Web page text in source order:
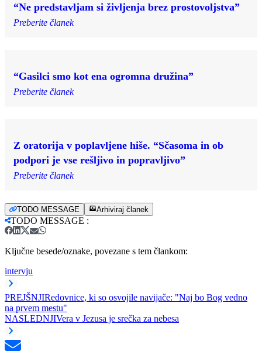
“Ne predstavljam si življenja brez prostovoljstva”
Preberite članek
“Gasilci smo kot ena ogromna družina”
Preberite članek
Z oratorija v poplavljene hiše. “Sčasoma in ob
podpori je vse rešljivo in popravljivo”
Preberite članek
TODO MESSAGE Arhiviraj članek
TODO MESSAGE :
Ključne besede/oznake, povezane s tem člankom:
intervju
PREJŠNJIRedovnice, ki so osvojile navijače: "Naj bo Bog vedno
na prvem mestu"
NASLEDNJIVera v Jezusa je srečka za nebesa